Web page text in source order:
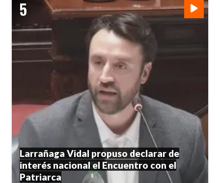
Larrañaga Vidal propuso declarar de
interés nacional el Encuentro con el
Patriarca